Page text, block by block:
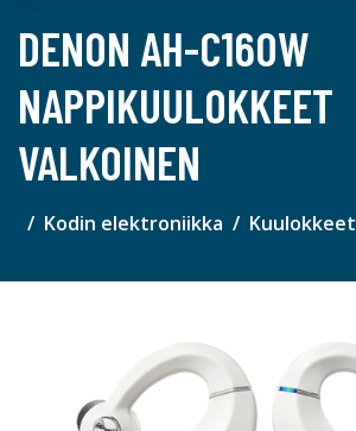
DENON AH-C160W
NAPPIKUULOKKEET
VALKOINEN
Kodin elektroniikka Kuulokkeet